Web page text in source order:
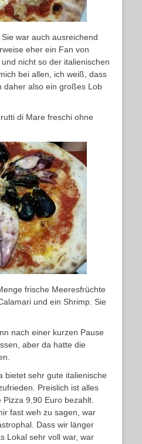
war auch ausreichend
eher ein Fan von
nicht so der italienischen
bei allen, ich weiß, dass
daher also ein großes Lob
di Mare freschi ohne
frische Meeresfrüchte
und ein Shrimp. Sie
nach einer kurzen Pause
aber da hatte die
bietet sehr gute italienische
Preislich ist alles
9,90 Euro bezahlt.
fast weh zu sagen, war
Dass wir länger
Lokal sehr voll war, war